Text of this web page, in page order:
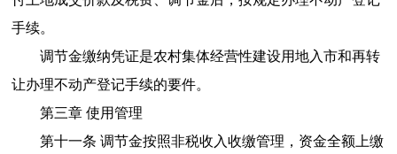
手续。
调节金缴纳凭证是农村集体经营性建设用地入市和再转
让办理不动产登记手续的要件。
第三章 使用管理
第十一条 调节金按照非税收入收缴管理，资金全额上缴